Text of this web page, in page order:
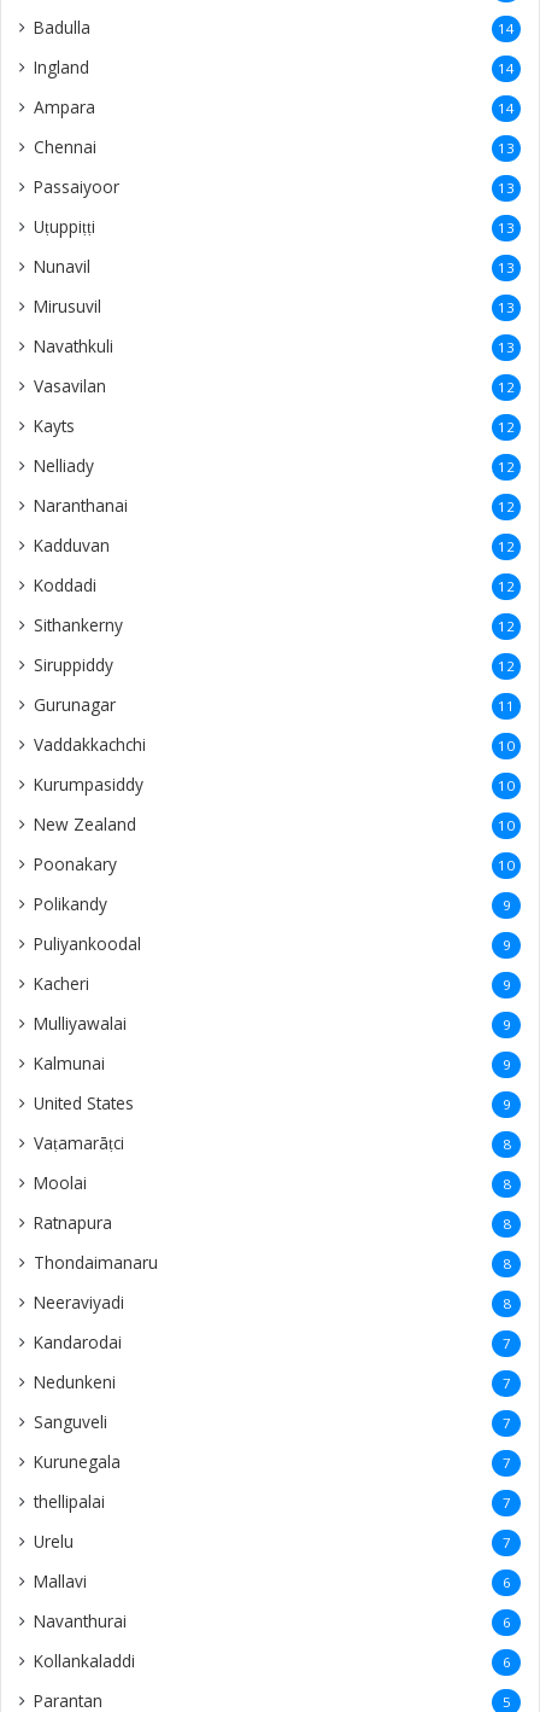
Badulla 14
Ingland 14
Ampara 14
Chennai 13
Passaiyoor 13
Uṭuppiṭṭi 13
Nunavil 13
Mirusuvil 13
Navathkuli 13
Vasavilan 12
Kayts 12
Nelliady 12
Naranthanai 12
Kadduvan 12
Koddadi 12
Sithankerny 12
Siruppiddy 12
Gurunagar 11
Vaddakkachchi 10
Kurumpasiddy 10
New Zealand 10
Poonakary 10
Polikandy 9
Puliyankoodal 9
Kacheri 9
Mulliyawalai 9
Kalmunai 9
United States 9
Vaṭamarāṭci 8
Moolai 8
Ratnapura 8
Thondaimanaru 8
Neeraviyadi 8
Kandarodai 7
Nedunkeni 7
Sanguveli 7
Kurunegala 7
thellipalai 7
Urelu 7
Mallavi 6
Navanthurai 6
Kollankaladdi 6
Parantan 5